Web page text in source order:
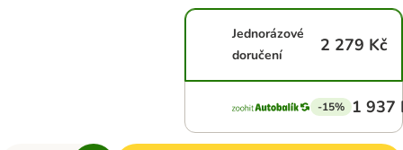
Jednorázové
doručení
2 279 Kč
-15% 1 937